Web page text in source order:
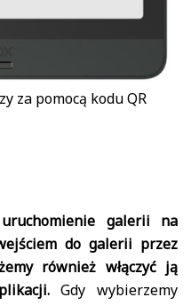
za pomocą kodu QR
galerii na
do galerii przez
również włączyć ją
Gdy wybierzemy